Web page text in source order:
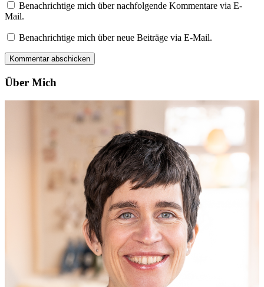
Benachrichtige mich über nachfolgende Kommentare via E-
Mail.
Benachrichtige mich über neue Beiträge via E-Mail.
Über Mich